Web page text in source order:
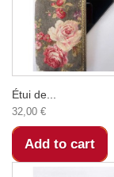
Étui de...
32,00 €
Add to cart